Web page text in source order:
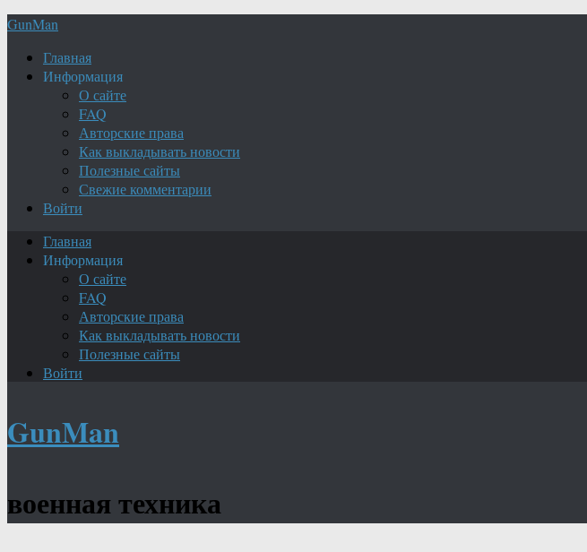
GunMan
Главная
Информация
О сайте
FAQ
Авторские права
Как выкладывать новости
Полезные сайты
Свежие комментарии
Войти
Главная
Информация
О сайте
FAQ
Авторские права
Как выкладывать новости
Полезные сайты
Войти
GunMan
военная техника